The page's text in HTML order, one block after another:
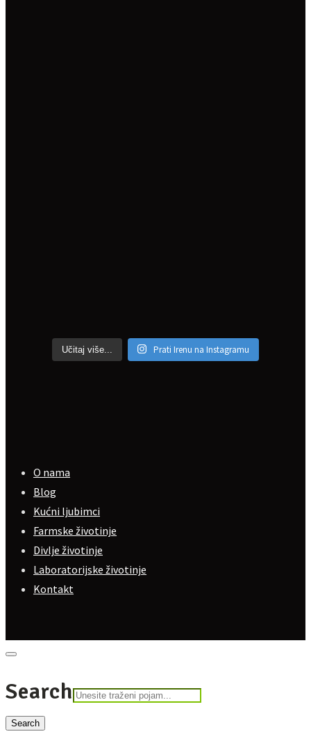
Učitaj više... Prati Irenu na Instagramu
O nama
Blog
Kućni ljubimci
Farmske životinje
Divlje životinje
Laboratorijske životinje
Kontakt
Search